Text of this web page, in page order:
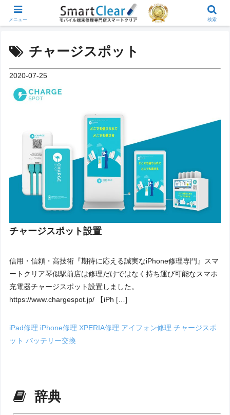
チャージスポット
2020-07-25
チャージスポット設置
信用・信頼・高技術『期待に応える誠実なiPhone修理専門』スマ
ートクリア琴似駅前店は修理だけではなく持ち運び可能なスマホ
充電器チャージスポット設置しました。
https://www.chargespot.jp/ 【iPh […]
iPad修理 iPhone修理XPERIA修理 アイフォン修理チャージスポ
ットバッテリー交換
辞典
メニュー 検索